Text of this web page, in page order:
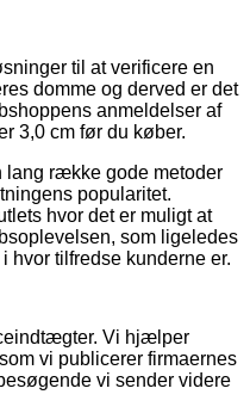
til at verificere en
domme og derved er det
anmeldelser af
3,0 cm før du køber.
lang række gode metoder
popularitet.
hvor det er muligt at
som ligeledes
hvor tilfredse kunderne er.
Vi hjælper
vi publicerer firmaernes
vi sender videre